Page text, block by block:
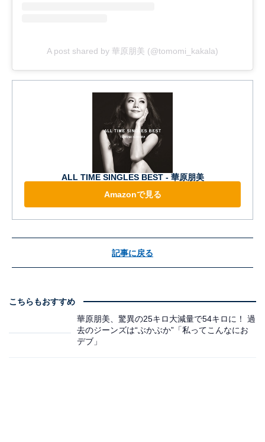
A post shared by 華原朋美 (@tomomi_kakala)
ALL TIME SINGLES BEST - 華原朋美
Amazonで見る
記事に戻る
こちらもおすすめ
華原朋美、驚異の25キロ大減量で54キロに！ 過
去のジーンズは“ぶかぶか”「私ってこんなにお
デブ」